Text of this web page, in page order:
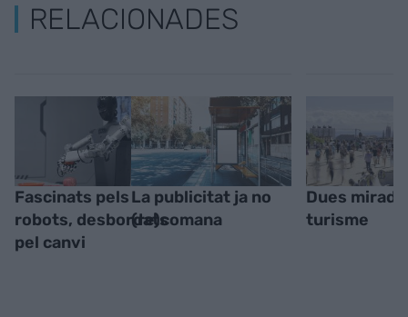
RELACIONADES
Fascinats pels
robots, desbordats
pel canvi
La publicitat ja no
(re)comana
Dues
turisme